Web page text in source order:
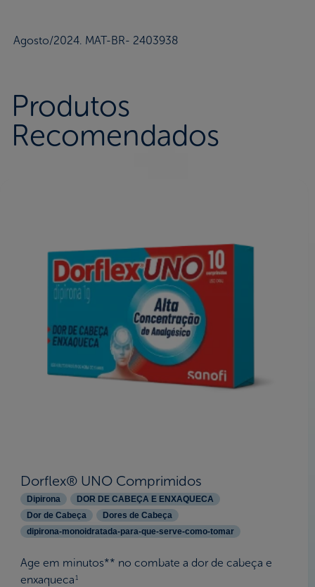
Agosto/2024. MAT-BR- 2403938
Produtos
Recomendados
Dorflex® UNO Comprimidos
Dipirona
DOR DE CABEÇA E ENXAQUECA
Dor de Cabeça
Dores de Cabeça
dipirona-monoidratada-para-que-serve-como-tomar
Age em minutos** no combate a dor de cabeça e
enxaqueca1